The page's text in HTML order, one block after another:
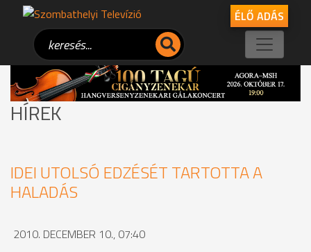
ÉLŐ ADÁS
HÍREK
IDEI UTOLSÓ EDZÉSÉT TARTOTTA A
HALADÁS
2010. DECEMBER 10., 07:40